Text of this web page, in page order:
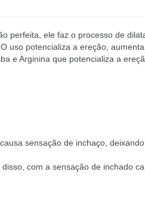
perfeita, ele faz o processo de
potencializa a ereção,
e Arginina que potencializa a
sensação de inchaço,
com a sensação de inchado